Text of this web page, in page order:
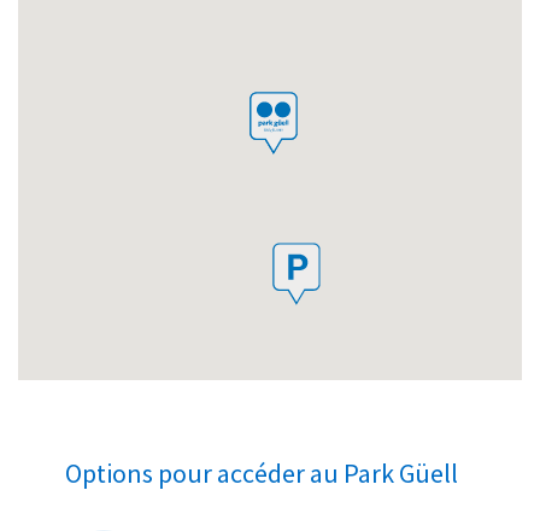
Options pour accéder au Park Güell